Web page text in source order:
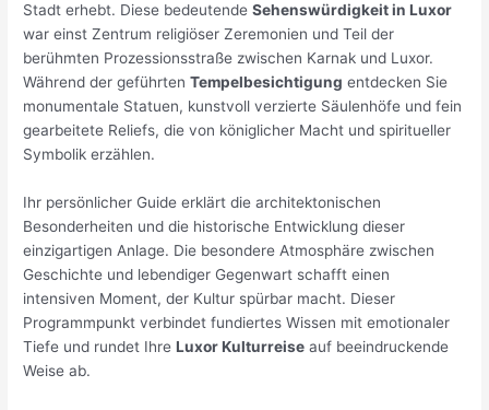
Stadt erhebt. Diese bedeutendeSehenswürdigkeit in Luxor
war einst Zentrum religiöser Zeremonien und Teil der
berühmten Prozessionsstraße zwischen Karnak und Luxor.
Während der geführtenTempelbesichtigung entdecken Sie
monumentale Statuen, kunstvoll verzierte Säulenhöfe und fein
gearbeitete Reliefs, die von königlicher Macht und spiritueller
Symbolik erzählen.
Ihr persönlicher Guide erklärt die architektonischen
Besonderheiten und die historische Entwicklung dieser
einzigartigen Anlage. Die besondere Atmosphäre zwischen
Geschichte und lebendiger Gegenwart schafft einen
intensiven Moment, der Kultur spürbar macht. Dieser
Programmpunkt verbindet fundiertes Wissen mit emotionaler
Tiefe und rundet IhreLuxor Kulturreise auf beeindruckende
Weise ab.